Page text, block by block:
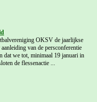
OKSV de jaarlijkse
van de persconferentie
dat we tot, minimaal 19 januari in
de flessenactie ...